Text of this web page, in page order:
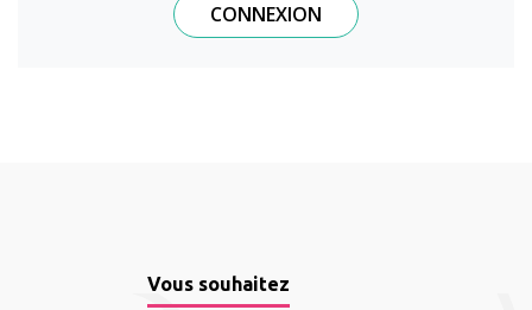
Vous souhaitez